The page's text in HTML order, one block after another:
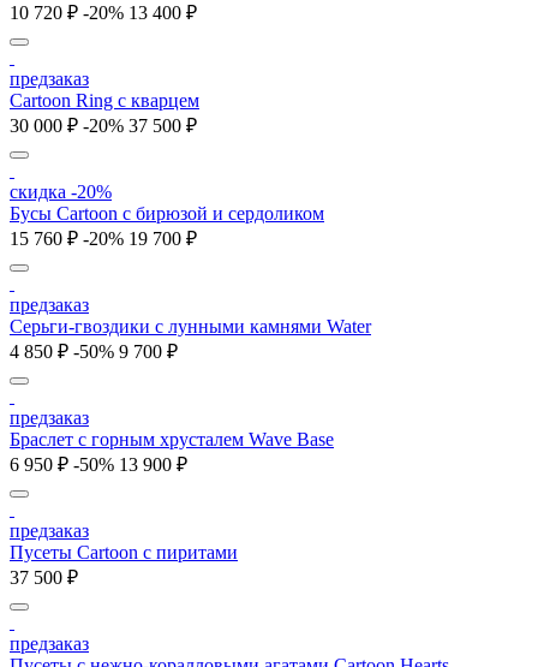
10 720 ₽ -20% 13 400 ₽
предзаказ
Cartoon Ring с кварцем
30 000 ₽ -20% 37 500 ₽
скидка -20%
Бусы Cartoon с бирюзой и сердоликом
15 760 ₽ -20% 19 700 ₽
предзаказ
Серьги-гвоздики с лунными камнями Water
4 850 ₽ -50% 9 700 ₽
предзаказ
Браслет с горным хрусталем Wave Base
6 950 ₽ -50% 13 900 ₽
предзаказ
Пусеты Cartoon c пиритами
37 500 ₽
предзаказ